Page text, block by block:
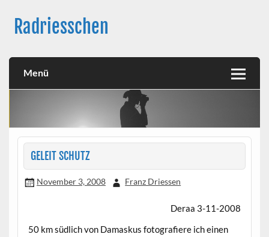
contentRadriesschen
Menü
GELEIT SCHUTZ
November 3, 2008 Franz Driessen
Deraa 3-11-2008
50 km südlich von Damaskus fotografiere ich einen